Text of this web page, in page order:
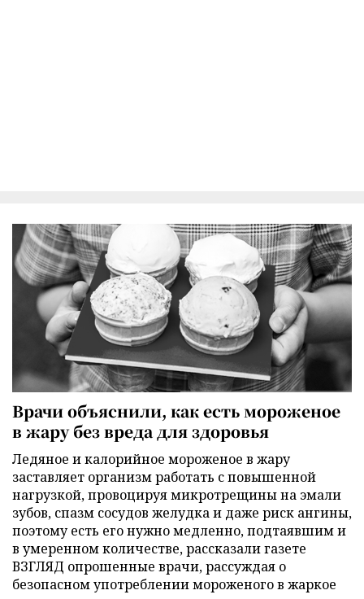
Врачи объяснили, как есть мороженое
в жару без вреда для здоровья
Ледяное и калорийное мороженое в жару
заставляет организм работать с повышенной
нагрузкой, провоцируя микротрещины на эмали
зубов, спазм сосудов желудка и даже риск ангины,
поэтому есть его нужно медленно, подтаявшим и
в умеренном количестве, рассказали газете
ВЗГЛЯД опрошенные врачи, рассуждая о
безопасном употреблении мороженого в жаркое